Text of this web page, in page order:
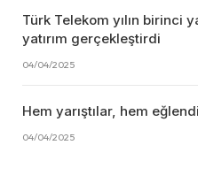
Türk Telekom yılın birinci
yatırım gerçekleştirdi
04/04/2025
Hem yarıştılar, hem
04/04/2025